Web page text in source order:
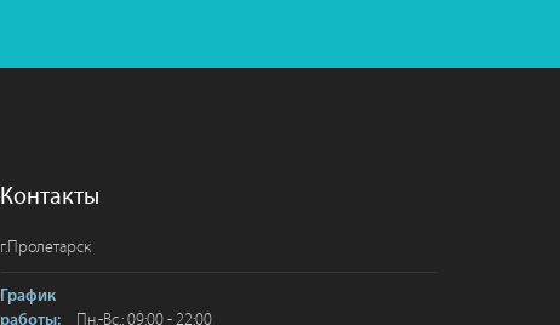
Контакты
г.Пролетарск
График
работы:
Пн.-Вс.: 09:00 - 22:00